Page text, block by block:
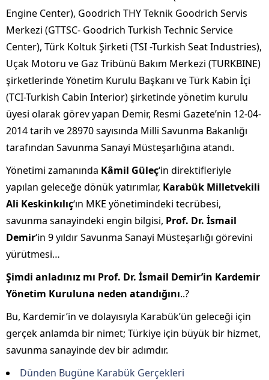
Engine Center), Goodrich THY Teknik Goodrich Servis
Merkezi (GTTSC- Goodrich Turkish Technic Service
Center), Türk Koltuk Şirketi (TSI -Turkish Seat Industries),
Uçak Motoru ve Gaz Tribünü Bakım Merkezi (TURKBINE)
şirketlerinde Yönetim Kurulu Başkanı ve Türk Kabin İçi
(TCI-Turkish Cabin Interior) şirketinde yönetim kurulu
üyesi olarak görev yapan Demir, Resmi Gazete’nin 12-04-
2014 tarih ve 28970 sayısında Milli Savunma Bakanlığı
tarafından Savunma Sanayi Müsteşarlığına atandı.
Yönetimi zamanında Kâmil Güleç‘in direktifleriyle
yapılan geleceğe dönük yatırımlar, Karabük Milletvekili
Ali Keskinkılıç‘ın MKE yönetimindeki tecrübesi,
savunma sanayindeki engin bilgisi, Prof. Dr. İsmail
Demir‘in 9 yıldır Savunma Sanayi Müsteşarlığı görevini
yürütmesi…
Şimdi anladınız mı Prof. Dr. İsmail Demir’in Kardemir
Yönetim Kuruluna neden atandığını..?
Bu, Kardemir’in ve dolayısıyla Karabük’ün geleceği için
gerçek anlamda bir nimet; Türkiye için büyük bir hizmet,
savunma sanayinde dev bir adımdır.
Dünden Bugüne Karabük Gerçekleri